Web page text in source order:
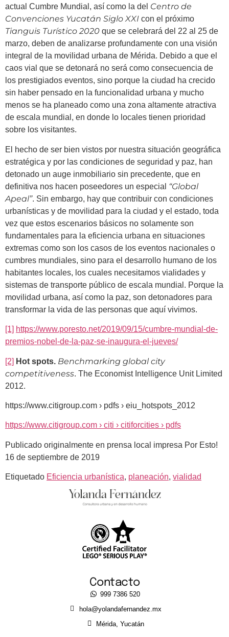
actual Cumbre Mundial, así como la del Centro de
Convenciones Yucatán Siglo XXI con el próximo
Tianguis Turístico 2020 que se celebrará del 22 al 25 de
marzo, deben de analizarse profundamente con una visión
integral de la movilidad urbana de Mérida. Debido a que el
caos vial que se detonará no será como consecuencia de
los prestigiados eventos, sino porque la ciudad ha crecido
sin haber pensado en la funcionalidad urbana y mucho
menos se ha planeado como una zona altamente atractiva
de escala mundial, en donde lo locales tienen prioridad
sobre los visitantes.
El hecho de ser bien vistos por nuestra situación geográfica
estratégica y por las condiciones de seguridad y paz, han
detonado un auge inmobiliario sin precedente, que en
definitiva nos hacen poseedores un especial “Global
Apeal”. Sin embargo, hay que contribuir con condiciones
urbanísticas y de movilidad para la ciudad y el estado, toda
vez que estos escenarios básicos no solamente son
fundamentales para la eficiencia urbana en situaciones
extremas como son los casos de los eventos nacionales o
cumbres mundiales, sino para el desarrollo humano de los
habitantes locales, los cuales necesitamos vialidades y
sistemas de transporte público de escala mundial. Porque la
movilidad urbana, así como la paz, son detonadores para
transformar la vida de las personas que aquí vivimos.
[1] https://www.poresto.net/2019/09/15/cumbre-mundial-de-
premios-nobel-de-la-paz-se-inaugura-el-jueves/
[2] Hot spots. Benchmarking global city
competitiveness. The Economist Intelligence Unit Limited
2012.
https://www.citigroup.com › pdfs › eiu_hotspots_2012
https://www.citigroup.com › citi › citiforcities › pdfs
Publicado originalmente en prensa local impresa Por Esto!
16 de septiembre de 2019
Etiquetado Eficiencia urbanística, planeación, vialidad
Contacto
999 7386 520
hola@yolandafernandez.mx
Mérida, Yucatán